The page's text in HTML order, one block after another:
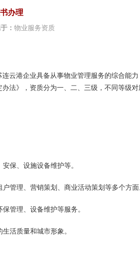
办理
： 物业服务资质
云港企业具备从事物业管理服务的综合能力
法》，资质分为一、二、三级，不同等级对
保、设施设备维护等。
管理、营销策划、商业活动策划等多个方面
管理、设备维护等服务。
活质量和城市形象。